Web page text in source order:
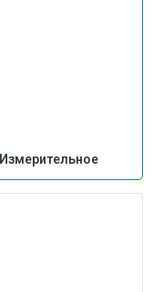
Измерительное